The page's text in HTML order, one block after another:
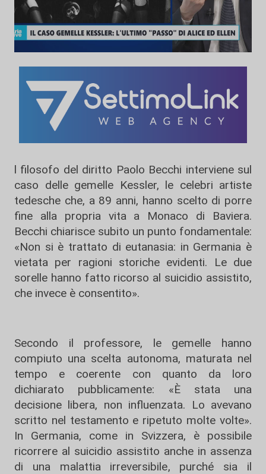
l filosofo del diritto Paolo Becchi interviene sul
caso delle gemelle Kessler, le celebri artiste
tedesche che, a 89 anni, hanno scelto di porre
fine alla propria vita a Monaco di Baviera.
Becchi chiarisce subito un punto fondamentale:
«Non si è trattato di eutanasia: in Germania è
vietata per ragioni storiche evidenti. Le due
sorelle hanno fatto ricorso al suicidio assistito,
che invece è consentito».
Secondo il professore, le gemelle hanno
compiuto una scelta autonoma, maturata nel
tempo e coerente con quanto da loro
dichiarato pubblicamente: «È stata una
decisione libera, non influenzata. Lo avevano
scritto nel testamento e ripetuto molte volte».
In Germania, come in Svizzera, è possibile
ricorrere al suicidio assistito anche in assenza
di una malattia irreversibile, purché sia il